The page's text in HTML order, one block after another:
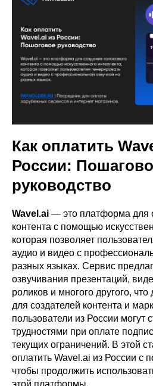
Как оплатить
России:
руководство
Wavel.ai — это платформа для
контента с помощью
которая позволяет
аудио и видео с
разных языках. Сервис
озвучивания презентаций,
роликов и многого другого,
для создателей контента и
пользователи из России могут
трудностями при оплате
текущих ограничений. В этой
оплатить Wavel.ai из России с
чтобы продолжить
этой платформы.